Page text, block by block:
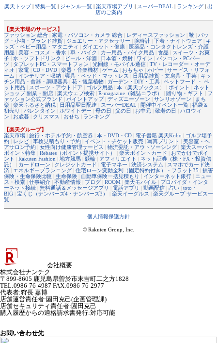
楽天トップ| 特集一覧 | ジャンル一覧 | 楽天市場アプリ | スーパーDEAL | ランキング | 出
店のご案内
【楽天市場のサービス】
ファッション 総合 | 家電・パソコン・カメラ 総合 | レディースファッション | 靴 | バッ
グ・小物・ブランド雑貨 | ジュエリー・アクセサリー | 腕時計 | 下着・ナイトウェア | キ
ッズ・ベビー用品・マタニティ | ダイエット・健康 | 医薬品・コンタクトレンズ・介護
用品 | 美容・コスメ・香水 | 車・バイク | カー用品・バイク用品 | 食品 | スイーツ・お菓
子 | 水・ソフトドリンク | ビール・洋酒 | 日本酒・焼酎 | ワイン | パソコン・PCパー
ツ | タブレットPC・スマートフォン | 光回線・モバイル通信 | TV・レコーダー・オーデ
ィオ | 家電 | CD・DVD | 楽器・音楽機材 | ゲーム | おもちゃ | ホビー | サービス・リフォ
ーム | インテリア・収納 | 寝具・ベッド・マットレス | 日用品雑貨・文房具・手芸 | キッ
チン用品・食器・調理器具 | 花・観葉植物 | ガーデン・DIY・工具 | ペットフード ・ ペ
ット用品 | スポーツ・アウトドア | ゴルフ用品 | 本 （楽天ブックス ） | ポイント | ネット
ショップ 開業・開店 | 楽天ウェブ検索 | R-magazine（雑誌コラボ） | 贈り物・ギフト | フ
ァッション公式ブランド | ポイントアップ| ディズニーゾーン | サンリオゾーン | まち
楽 | 楽天ふるさと納税 | 日用品翌日配達 | スーパーDEAL | 開催中イベント一覧 | 福袋＆
初売り | バレンタイン | ホワイトデー | 母の日 | 父の日 | お中元 | 敬老の日 | ハロウィ
ン | お歳暮 | クリスマス | おせち | ランキング
【楽天グループ】
楽天市場 | 旅行・ホテル予約・航空券 | 本・DVD・CD | 電子書籍 楽天Kobo | ゴルフ場予
約 | レシピ | 車検見積もり・予約 | イベント・チケット販売 | 写真プリント | 美容室・ヘ
アサロン予約 | 女性向け健康管理サービス | 物流委託・アウトソーシング | 楽天スーパー
ポイント特集 | Rebates（ポイント提携サイト） | 楽天ポイントカード | おでかけでポイ
ント | Rakuten Fashion | 地方競馬 | 競輪 | アフィリエイト | ネット証券（株・FX・投資信
託）
| カードローン | クレジットカード | 電子マネー | 決済システム | スマホでカード決
済 | エネルギープランニング | 住宅ローン変動金利（固定特約付き）・フラット35 | 損害
保険・生命保険比較 | 生命保険 | 自動車保険一括見積もり | インターネット銀行 | ニュー
ス・検索 | 仕事紹介 | 不動産情報 | ブログ | ROOM | 楽天モバイル | プロバイダ・インタ
ーネット接続 | 無料通話＆メッセージアプリ | 電話アプリ | 動画配信 | 占い | toto・
BIG | 宝くじ（ナンバーズ4・ナンバーズ3） | 楽天イーグルス | 楽天グループ サービス一
覧
個人情報保護方針
© Rakuten Group, Inc.
会社概要
株式会社ナンチク
〒899-8605 鹿児島県曽於市末吉町二之方1828
TEL:0986-76-4987 FAX:0986-76-2977
代表者:狩長 嘉博
店舗運営責任者:園田克己(企画管理課)
店舗セキュリティ責任者:園田克己
購入履歴からの適格請求書発行:対応可能
お問い合わせ先